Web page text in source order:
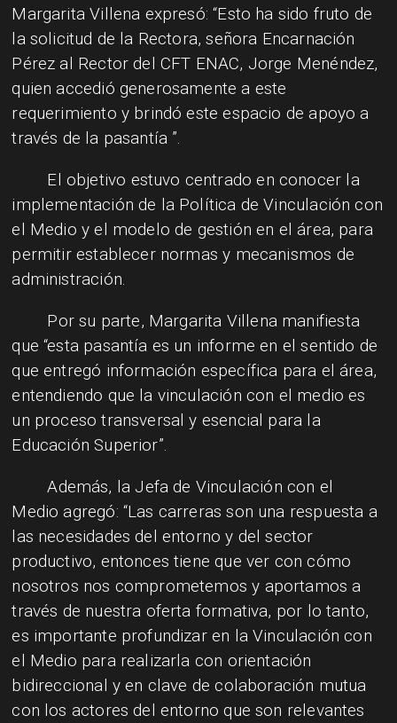
Margarita Villena expresó: “Esto ha sido fruto de
la solicitud de la Rectora, señora Encarnación
Pérez al Rector del CFT ENAC, Jorge Menéndez,
quien accedió generosamente a este
requerimiento y brindó este espacio de apoyo a
través de la pasantía ”.
El objetivo estuvo centrado en conocer la
implementación de la Política de Vinculación con
el Medio y el modelo de gestión en el área, para
permitir establecer normas y mecanismos de
administración.
Por su parte, Margarita Villena manifiesta
que “esta pasantía es un informe en el sentido de
que entregó información específica para el área,
entendiendo que la vinculación con el medio es
un proceso transversal y esencial para la
Educación Superior”.
Además, la Jefa de Vinculación con el
Medio agregó: “Las carreras son una respuesta a
las necesidades del entorno y del sector
productivo, entonces tiene que ver con cómo
nosotros nos comprometemos y aportamos a
través de nuestra oferta formativa, por lo tanto,
es importante profundizar en la Vinculación con
el Medio para realizarla con orientación
bidireccional y en clave de colaboración mutua
con los actores del entorno que son relevantes